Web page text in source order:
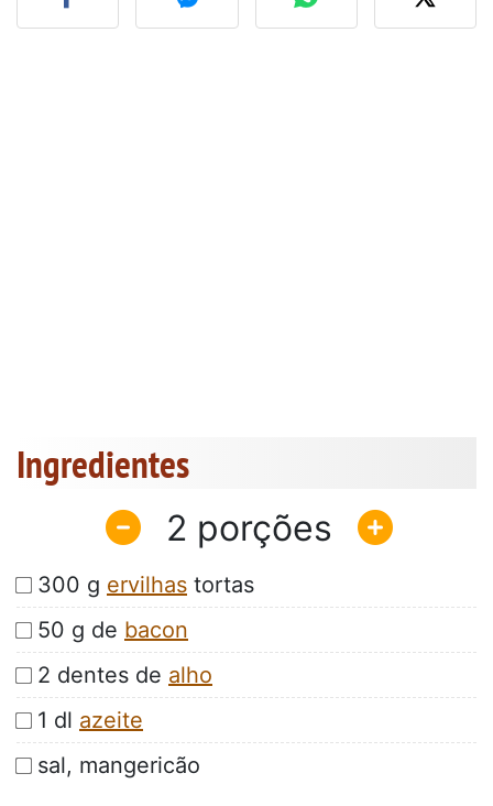
Ingredientes
2
300 g ervilhas tortas
50 g de bacon
2 dentes de alho
1 dl azeite
sal, mangericão